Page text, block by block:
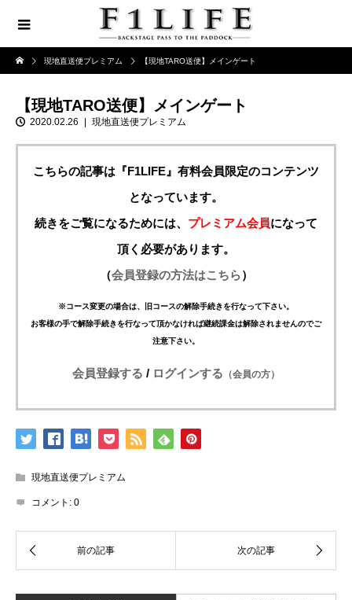
現地直送便プレミアム 【現地TARO送便】メインゲート
【現地TARO送便】メインゲート
2020.02.26 現地直送便プレミアム
こちらの記事は『F1LIFE』有料会員限定のコンテンツ
となっています。
続きをご覧になるためには、 プレミアム会員になって
頂く必要があります。
（会員登録の方法はこちら）
※コース変更の場合は、旧コースの解除手続きを行なって下さい。
お客様の手で解除手続きを行なって頂かなければ継続課金は解除されませんのでご
注意下さい。
会員登録する / ログインする （会員の方）
現地直送便プレミアム
コメント: 0